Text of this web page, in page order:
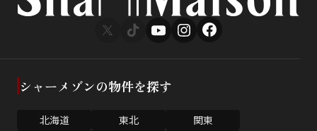
シャーメゾンの物件を探す
北海道 東北
関東